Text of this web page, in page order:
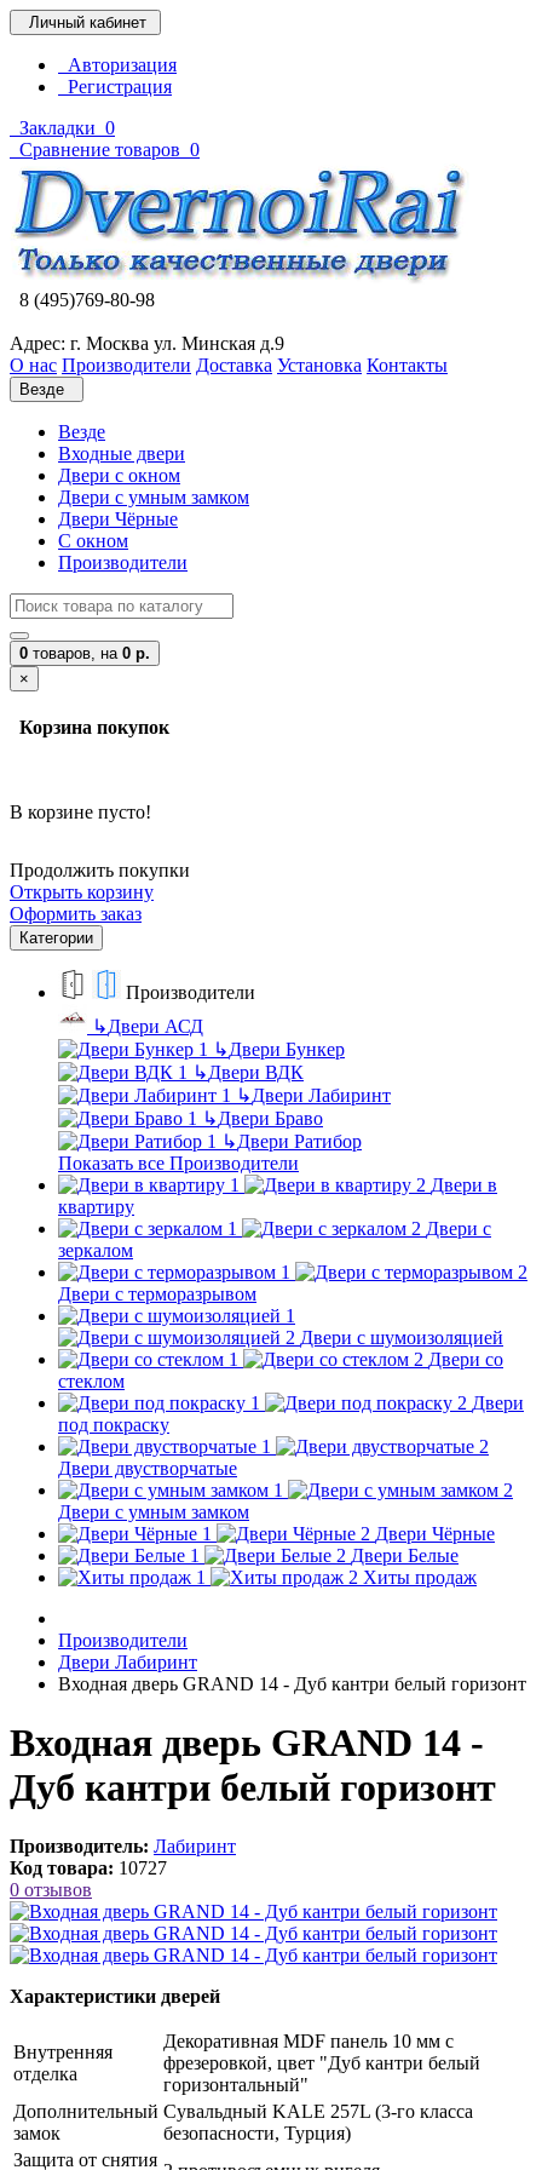
Личный кабинет
Авторизация
Регистрация
Закладки 0
Сравнение товаров 0
8 (495)769-80-98
Адрес: г. Москва ул. Минская д.9
О нас Производители Доставка Установка Контакты
Везде
Везде
Входные двери
Двери с окном
Двери с умным замком
Двери Чёрные
C окном
Производители
0 товаров, на 0 р.
×
Корзина покупок
В корзине пусто!
Продолжить покупки
Открыть корзину
Оформить заказ
Категории
Производители
↳Двери АСД
↳Двери Бункер
↳Двери ВДК
↳Двери Лабиринт
↳Двери Браво
↳Двери Ратибор
Показать все Производители
Двери в
квартиру
Двери с
зеркалом
Двери с терморазрывом
Двери с шумоизоляцией
Двери со
стеклом
Двери
под покраску
Двери двустворчатые
Двери с умным замком
Двери Чёрные
Двери Белые
Хиты продаж
Производители
Двери Лабиринт
Входная дверь GRAND 14 - Дуб кантри белый горизонт
Входная дверь GRAND 14 -
Дуб кантри белый горизонт
Производитель: Лабиринт
Код товара: 10727
0 отзывов
Характеристики дверей
Внутренняя
отделка
Декоративная MDF панель 10 мм с
фрезеровкой, цвет "Дуб кантри белый
горизонтальный"
Дополнительный
замок
Сувальдный KALE 257L (3-го класса
безопасности, Турция)
Защита от снятия